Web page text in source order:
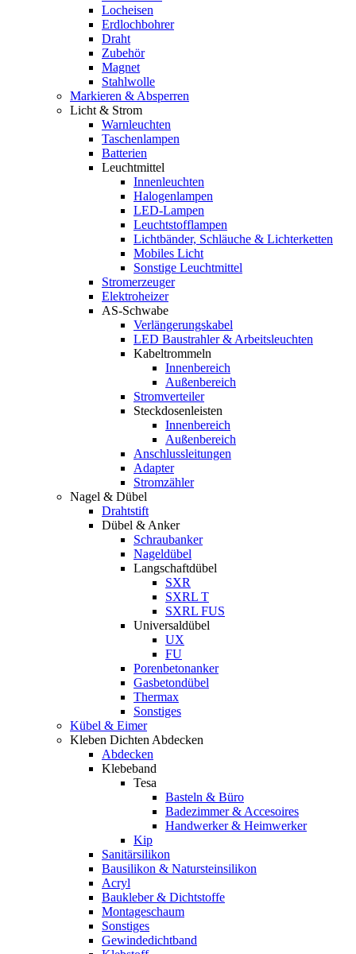
Locheisen
Erdlochbohrer
Draht
Zubehör
Magnet
Stahlwolle
Markieren & Absperren
Licht & Strom
Warnleuchten
Taschenlampen
Batterien
Leuchtmittel
Innenleuchten
Halogenlampen
LED-Lampen
Leuchtstofflampen
Lichtbänder, Schläuche & Lichterketten
Mobiles Licht
Sonstige Leuchtmittel
Stromerzeuger
Elektroheizer
AS-Schwabe
Verlängerungskabel
LED Baustrahler & Arbeitsleuchten
Kabeltrommeln
Innenbereich
Außenbereich
Stromverteiler
Steckdosenleisten
Innenbereich
Außenbereich
Anschlussleitungen
Adapter
Stromzähler
Nagel & Dübel
Drahtstift
Dübel & Anker
Schraubanker
Nageldübel
Langschaftdübel
SXR
SXRL T
SXRL FUS
Universaldübel
UX
FU
Porenbetonanker
Gasbetondübel
Thermax
Sonstiges
Kübel & Eimer
Kleben Dichten Abdecken
Abdecken
Klebeband
Tesa
Basteln & Büro
Badezimmer & Accesoires
Handwerker & Heimwerker
Kip
Sanitärsilikon
Bausilikon & Natursteinsilikon
Acryl
Baukleber & Dichtstoffe
Montageschaum
Sonstiges
Gewindedichtband